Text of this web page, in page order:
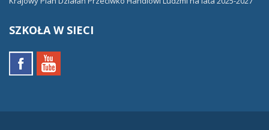
SZKOŁAW SIECI